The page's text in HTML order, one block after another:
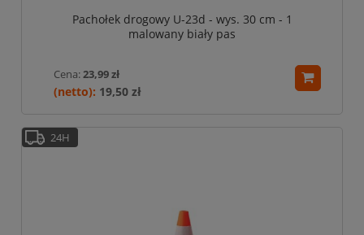
Pachołek drogowy U-23d - wys. 30 cm - 1
malowany biały pas
Cena:23,99 zł
19,50 zł
24H